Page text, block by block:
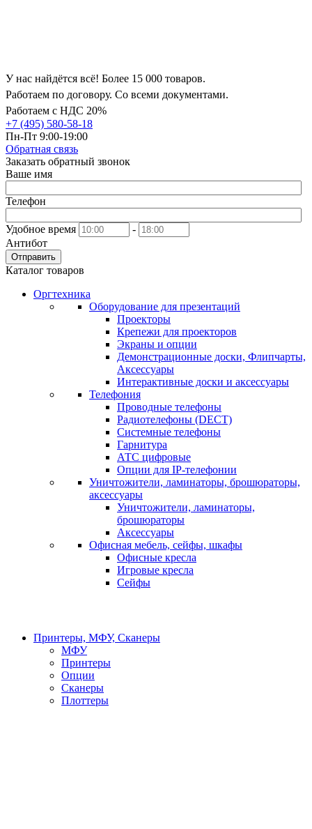
У нас найдётся всё! Более 15 000 товаров.
Работаем по договору. Со всеми документами.
Работаем с НДС 20%
+7 (495) 580-58-18
Пн-Пт 9:00-19:00
Обратная связь
Заказать обратный звонок
Ваше имя
Телефон
Удобное время
-
Антибот
Отправить
Каталог товаров
Оргтехника
Оборудование для презентаций
Проекторы
Крепежи для проекторов
Экраны и опции
Демонстрационные доски, Флипчарты,
Аксессуары
Интерактивные доски и аксессуары
Телефония
Проводные телефоны
Радиотелефоны (DECT)
Системные телефоны
Гарнитура
АТС цифровые
Опции для IP-телефонии
Уничтожители, ламинаторы, брошюраторы,
аксессуары
Уничтожители, ламинаторы,
брошюраторы
Аксессуары
Офисная мебель, сейфы, шкафы
Офисные кресла
Игровые кресла
Сейфы
Принтеры, МФУ, Сканеры
МФУ
Принтеры
Опции
Сканеры
Плоттеры